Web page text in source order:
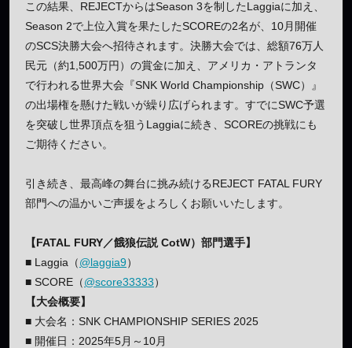
この結果、REJECTからはSeason 3を制したLaggiaに加え、
Season 2で上位入賞を果たしたSCOREの2名が、10月開催
のSCS決勝大会へ招待されます。決勝大会では、総額76万人
民元（約1,500万円）の賞金に加え、アメリカ・アトランタ
で行われる世界大会『SNK World Championship（SWC）』
の出場権を懸けた戦いが繰り広げられます。すでにSWC予選
を突破し世界頂点を狙うLaggiaに続き、SCOREの挑戦にも
ご期待ください。
引き続き、最高峰の舞台に挑み続けるREJECT FATAL FURY
部門への温かいご声援をよろしくお願いいたします。
【FATAL FURY／餓狼伝説 CotW）部門選手】
■ Laggia（@laggia9）
■ SCORE（@score33333）
【大会概要】
■ 大会名：SNK CHAMPIONSHIP SERIES 2025
■ 開催日：2025年5月～10月